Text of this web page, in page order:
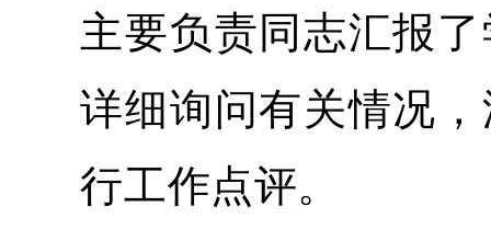
主要负责同志汇报
详细询问有关情况
行工作点评。